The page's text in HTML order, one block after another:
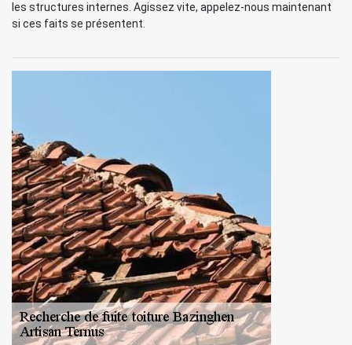
les structures internes. Agissez vite, appelez-nous maintenant
si ces faits se présentent.